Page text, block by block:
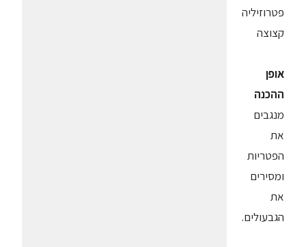
פטרוזיליה
קצוצה
אופן
ההכנה
מנגבים
את
הפטריות
ומסירים
את
הגבעולים.